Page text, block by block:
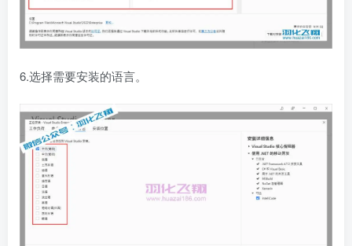
6.选择需要安装的语言。